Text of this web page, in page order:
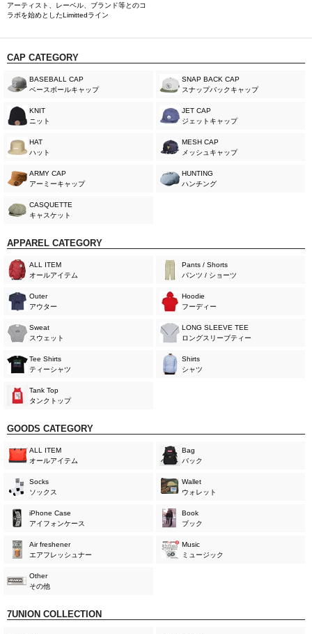
アーティスト、レーベル、ブランド等とのコ
ラボを始めとしたLimittedライン
CAP CATEGORY
BASEBALL CAP
ベースボールキャップ
SNAP BACK CAP
スナップバックキャップ
KNIT
ニット
JET CAP
ジェットキャップ
HAT
ハット
MESH CAP
メッシュキャップ
ARMY CAP
アーミーキャップ
HUNTING
ハンチング
CASQUETTE
キャスケット
APPAREL CATEGORY
ALL ITEM
オールアイテム
Pants / Shorts
パンツ / ショーツ
Outer
アウター
Hoodie
フーディー
Sweat
スウェット
LONG SLEEVE TEE
ロングスリーブティー
Tee Shirts
ティーシャツ
Shirts
シャツ
Tank Top
タンクトップ
GOODS CATEGORY
ALL ITEM
オールアイテム
Bag
バック
Socks
ソックス
Wallet
ウォレット
iPhone Case
アイフォンケース
Book
ブック
Air freshener
エアフレッシュナー
Music
ミュージック
Other
その他
7UNION COLLECTION